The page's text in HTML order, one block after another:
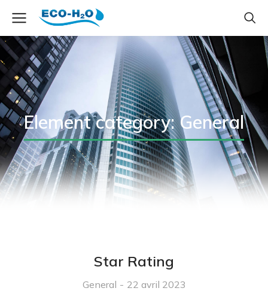
Element category: General
Star Rating
General 22 avril 2023